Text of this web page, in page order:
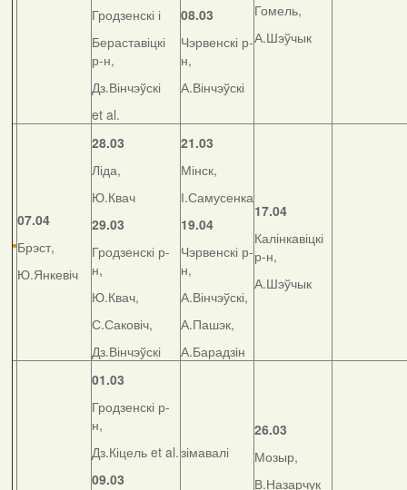
Гродзенскі і
Бераставіцкі
р-н,
Дз.Вінчэўскі
et al.
08.03
Чэрвенскі р-
н,
А.Вінчэўскі
Гомель,
А.Шэўчык
07.04
Брэст,
Ю.Янкевіч
28.03
Ліда,
Ю.Квач
29.03
Гродзенскі р-
н,
Ю.Квач,
С.Саковіч,
Дз.Вінчэўскі
21.03
Мінск,
І.Самусенка
19.04
Чэрвенскі р-
н,
А.Вінчэўскі,
А.Пашэк,
А.Барадзін
17.04
Калінкавіцкі
р-н,
А.Шэўчык
01.03
Гродзенскі р-
н,
Дз.Кіцель et al.
09.03
зімавалі
26.03
Мозыр,
В.Назарчук